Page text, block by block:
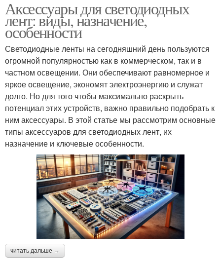
Аксессуары для светодиодных
лент: виды, назначение,
особенности
Светодиодные ленты на сегодняшний день пользуются
огромной популярностью как в коммерческом, так и в
частном освещении. Они обеспечивают равномерное и
яркое освещение, экономят электроэнергию и служат
долго. Но для того чтобы максимально раскрыть
потенциал этих устройств, важно правильно подобрать к
ним аксессуары. В этой статье мы рассмотрим основные
типы аксессуаров для светодиодных лент, их
назначение и ключевые особенности.
читать дальше →